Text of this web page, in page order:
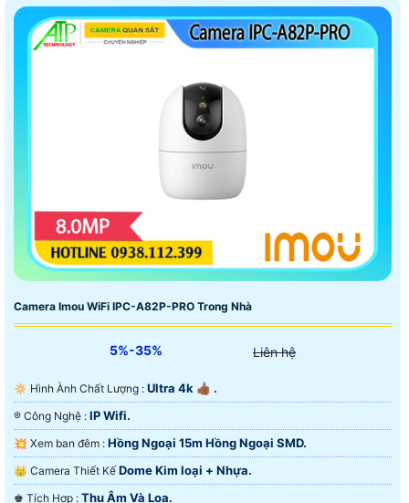
Camera Imou WiFi IPC-A82P-PRO Trong Nhà
5%-35% Liên hệ
🔅 Hình Ành Chất Lượng : Ultra 4k 👍🏾 .
®️ Công Nghệ : IP Wifi.
💥 Xem ban đêm : Hồng Ngoại 15m Hồng Ngoại SMD.
👑 Camera Thiết Kế Dome Kim loại + Nhựa.
️♚ Tích Hợp : Thu Âm Và Loa.